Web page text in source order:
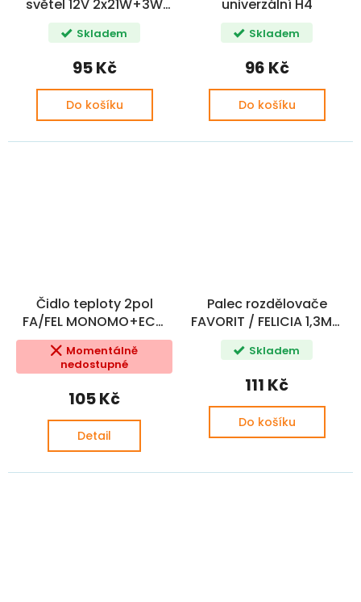
světel 12V 2x21W+3W
Š120 / FAVORIT / FELICIA
/ JAWAJAWA 12V
Skladem
95 Kč
Do košíku
univerzální H4
Skladem
96 Kč
Do košíku
Čidlo teploty 2pol
FA/FEL MONOMO+ECO
OE
Momentálně
nedostupné
105 Kč
Detail
Palec rozdělovače
FAVORIT / FELICIA 1,3MPi
OE (115911401,
Skladem
111 Kč
Do košíku